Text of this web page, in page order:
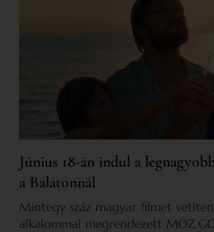
Június 18-án indul a
a Balatonnál
Mintegy száz magyar filmet
alkalommal megrendezett